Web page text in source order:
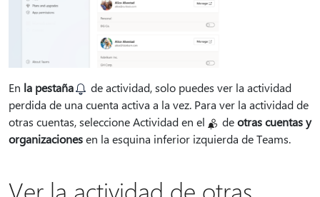
En la pestaña
de actividad, solo puedes ver la actividad
perdida de una cuenta activa a la vez. Para ver la actividad de
otras cuentas, seleccione Actividad en el
deotras cuentas y
organizacionesen la esquina inferior izquierda de Teams.
Ver la actividad de otras